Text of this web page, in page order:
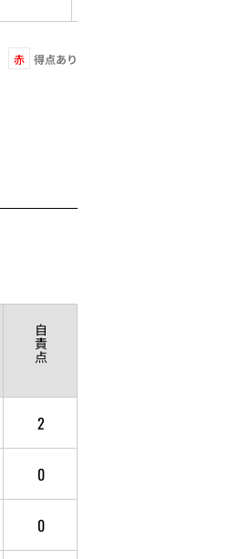
赤 得点あり
自
責
点
2
0
0